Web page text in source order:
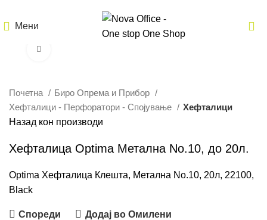
Мени
Почетна
Биро Опрема и Прибор
Хефталици - Перфоратори - Спојување
Хефталици
Назад кон производи
Хефталица Optima Метална No.10, до 20л.
Optima Хефталица Клешта, Метална No.10, 20л, 22100,
Black
Спореди Додај во Омилени